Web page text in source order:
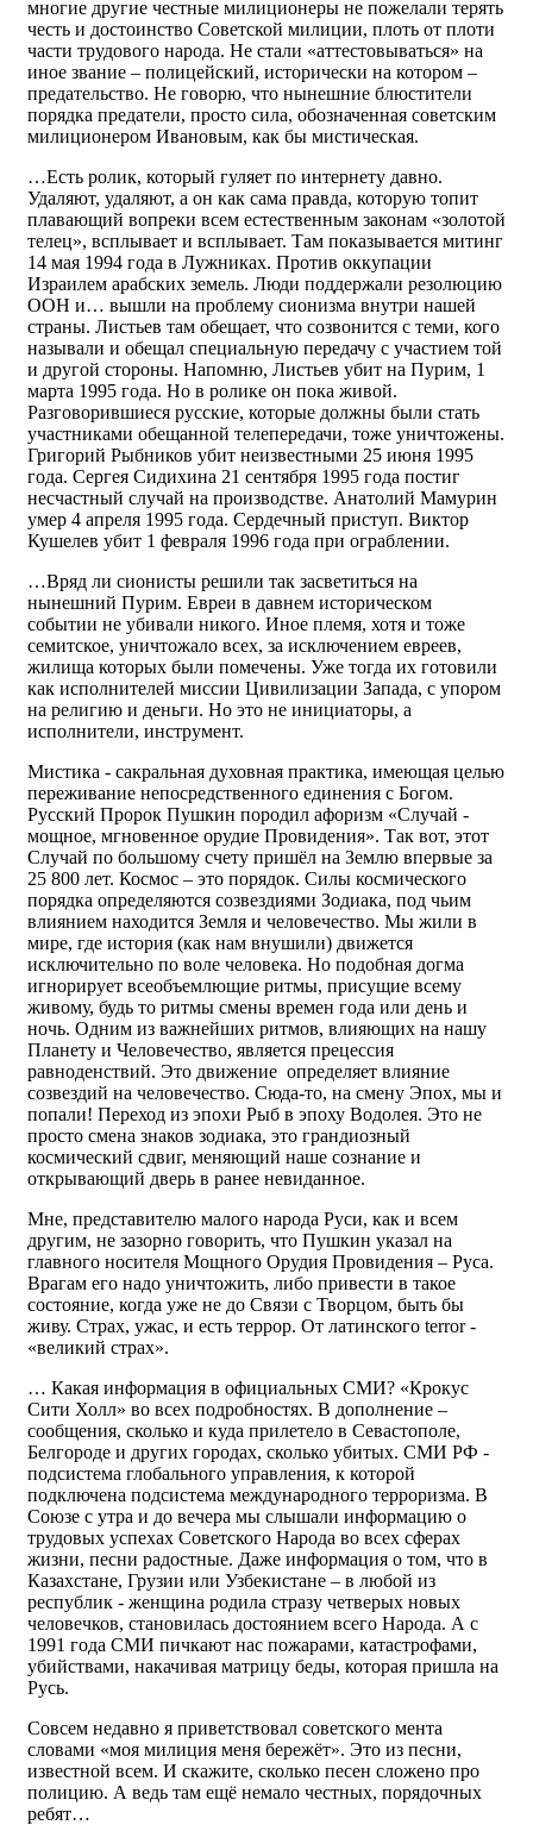
многие другие честные милиционеры не пожелали терять
честь и достоинство Советской милиции, плоть от плоти
части трудового народа. Не стали «аттестовываться» на
иное звание – полицейский, исторически на котором –
предательство. Не говорю, что нынешние блюстители
порядка предатели, просто сила, обозначенная советским
милиционером Ивановым, как бы мистическая.
…Есть ролик, который гуляет по интернету давно.
Удаляют, удаляют, а он как сама правда, которую топит
плавающий вопреки всем естественным законам «золотой
телец», всплывает и всплывает. Там показывается митинг
14 мая 1994 года в Лужниках. Против оккупации
Израилем арабских земель. Люди поддержали резолюцию
ООН и… вышли на проблему сионизма внутри нашей
страны. Листьев там обещает, что созвонится с теми, кого
называли и обещал специальную передачу с участием той
и другой стороны. Напомню, Листьев убит на Пурим, 1
марта 1995 года. Но в ролике он пока живой.
Разговорившиеся русские, которые должны были стать
участниками обещанной телепередачи, тоже уничтожены.
Григорий Рыбников убит неизвестными 25 июня 1995
года. Сергея Сидихина 21 сентября 1995 года постиг
несчастный случай на производстве. Анатолий Мамурин
умер 4 апреля 1995 года. Сердечный приступ. Виктор
Кушелев убит 1 февраля 1996 года при ограблении.
…Вряд ли сионисты решили так засветиться на
нынешний Пурим. Евреи в давнем историческом
событии не убивали никого. Иное племя, хотя и тоже
семитское, уничтожало всех, за исключением евреев,
жилища которых были помечены. Уже тогда их готовили
как исполнителей миссии Цивилизации Запада, с упором
на религию и деньги. Но это не инициаторы, а
исполнители, инструмент.
Мистика - сакральная духовная практика, имеющая целью
переживание непосредственного единения с Богом.
Русский Пророк Пушкин породил афоризм «Случай -
мощное, мгновенное орудие Провидения». Так вот, этот
Случай по большому счету пришёл на Землю впервые за
25 800 лет. Космос – это порядок. Силы космического
порядка определяются созвездиями Зодиака, под чьим
влиянием находится Земля и человечество. Мы жили в
мире, где история (как нам внушили) движется
исключительно по воле человека. Но подобная догма
игнорирует всеобъемлющие ритмы, присущие всему
живому, будь то ритмы смены времен года или день и
ночь. Одним из важнейших ритмов, влияющих на нашу
Планету и Человечество, является прецессия
равноденствий. Это движение определяет влияние
созвездий на человечество. Сюда-то, на смену Эпох, мы и
попали! Переход из эпохи Рыб в эпоху Водолея. Это не
просто смена знаков зодиака, это грандиозный
космический сдвиг, меняющий наше сознание и
открывающий дверь в ранее невиданное.
Мне, представителю малого народа Руси, как и всем
другим, не зазорно говорить, что Пушкин указал на
главного носителя Мощного Орудия Провидения – Руса.
Врагам его надо уничтожить, либо привести в такое
состояние, когда уже не до Связи с Творцом, быть бы
живу. Страх, ужас, и есть террор. От латинского terror -
«великий страх».
… Какая информация в официальных СМИ? «Крокус
Сити Холл» во всех подробностях. В дополнение –
сообщения, сколько и куда прилетело в Севастополе,
Белгороде и других городах, сколько убитых. СМИ РФ -
подсистема глобального управления, к которой
подключена подсистема международного терроризма. В
Союзе с утра и до вечера мы слышали информацию о
трудовых успехах Советского Народа во всех сферах
жизни, песни радостные. Даже информация о том, что в
Казахстане, Грузии или Узбекистане – в любой из
республик - женщина родила стразу четверых новых
человечков, становилась достоянием всего Народа. А с
1991 года СМИ пичкают нас пожарами, катастрофами,
убийствами, накачивая матрицу беды, которая пришла на
Русь.
Совсем недавно я приветствовал советского мента
словами «моя милиция меня бережёт». Это из песни,
известной всем. И скажите, сколько песен сложено про
полицию. А ведь там ещё немало честных, порядочных
ребят…